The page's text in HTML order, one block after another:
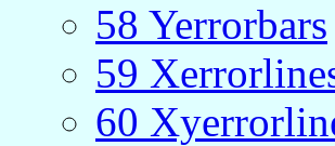
58 Yerrorbars
59
60